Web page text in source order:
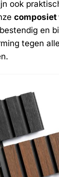
ook
composiet
en
tegen alle